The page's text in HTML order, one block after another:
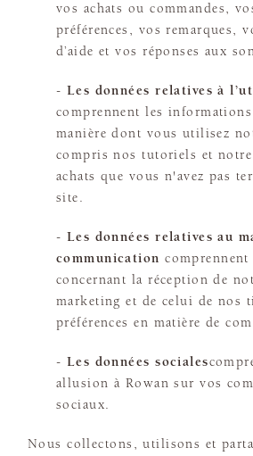
vos achats ou commandes,
préférences, vos remarques,
d’aide et vos réponses aux
- Les données relatives à
comprennent les
manière dont vous utilisez
compris nos tutoriels et
achats que vous n'avez pas
site.
- Les données relatives au
communication comprennent
concernant la réception de
marketing et de celui de nos
préférences en matière de
- Les données sociales
allusion à Rowan sur vos
sociaux.
Nous collectons, utilisons et